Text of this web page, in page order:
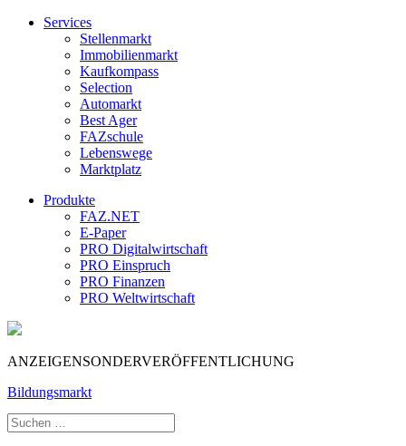
Services
Stellenmarkt
Immobilienmarkt
Kaufkompass
Selection
Automarkt
Best Ager
FAZschule
Lebenswege
Marktplatz
Produkte
FAZ.NET
E-Paper
PRO Digitalwirtschaft
PRO Einspruch
PRO Finanzen
PRO Weltwirtschaft
ANZEIGENSONDERVERÖFFENTLICHUNG
Bildungsmarkt